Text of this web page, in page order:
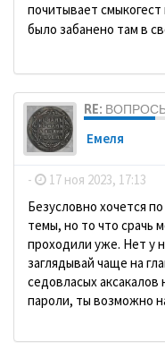
почитывает смыкогест
было забанено там в
RE:
Емеля
- 17 ноя 2023, 17:13
Безусловно хочется
темы, но то что срачь
проходили уже. Нет у
заглядывай чаще на
седовласых
пароли, ты возможно